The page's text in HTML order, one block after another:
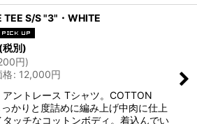
TEE S/S "3"・WHITE
(税別)
円)
格: 12,000円
アントレース Tシャツ。COTTON
かりと度詰めに編み上げ中肉に仕上
タッチなコットンボディ。着込んでい